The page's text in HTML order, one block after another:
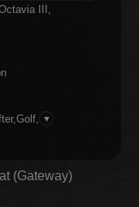
III
Golf ▼
(Gateway)